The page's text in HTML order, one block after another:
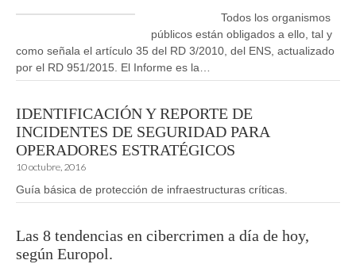
Todos los organismos
públicos están obligados a ello, tal y
como señala el artículo 35 del RD 3/2010, del ENS, actualizado
por el RD 951/2015. El Informe es la…
IDENTIFICACIÓN Y REPORTE DE
INCIDENTES DE SEGURIDAD PARA
OPERADORES ESTRATÉGICOS
10 octubre, 2016
Guía básica de protección de infraestructuras críticas.
Las 8 tendencias en cibercrimen a día de hoy,
según Europol.